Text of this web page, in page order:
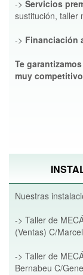
-> Servicios
sustitución, taller
-> Financiación
Te
muy competitivo
Nuestras
-> Taller de
(Ventas) C/
-> Taller de
Bernabeu C/